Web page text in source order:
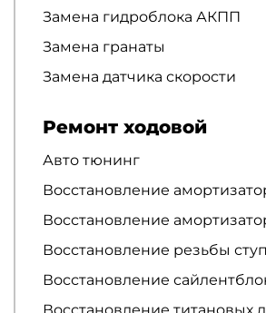
Замена гидроблока АКПП
Замена гранаты
Замена датчика скорости
Ремонт ходовой
Авто тюнинг
Восстановление
Восстановление
Восстановление резьбы
Восстановление
Восстановление титановых